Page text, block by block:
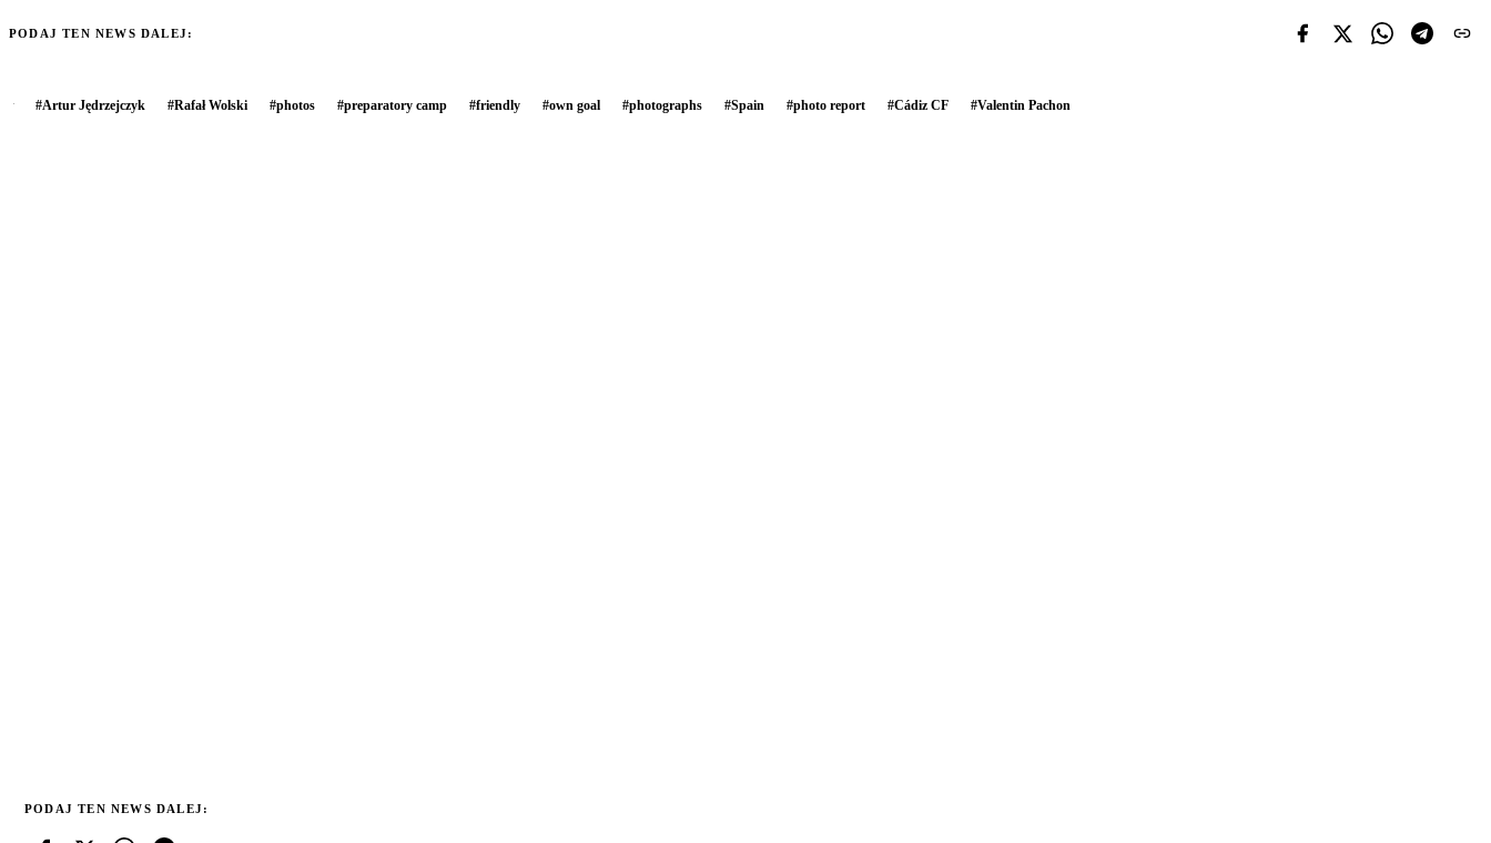
PODAJ TEN NEWS DALEJ:
#Artur Jędrzejczyk #Rafał Wolski #photos #preparatory camp #friendly #own goal #photographs #Spain #photo report #Cádiz CF #Valentin Pachon
PODAJ TEN NEWS DALEJ: